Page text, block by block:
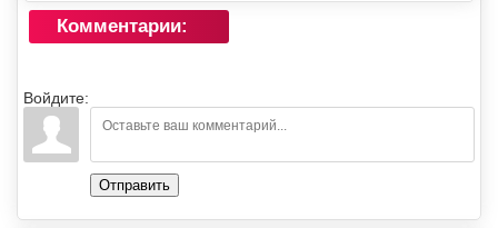
Комментарии:
Войдите:
Отправить